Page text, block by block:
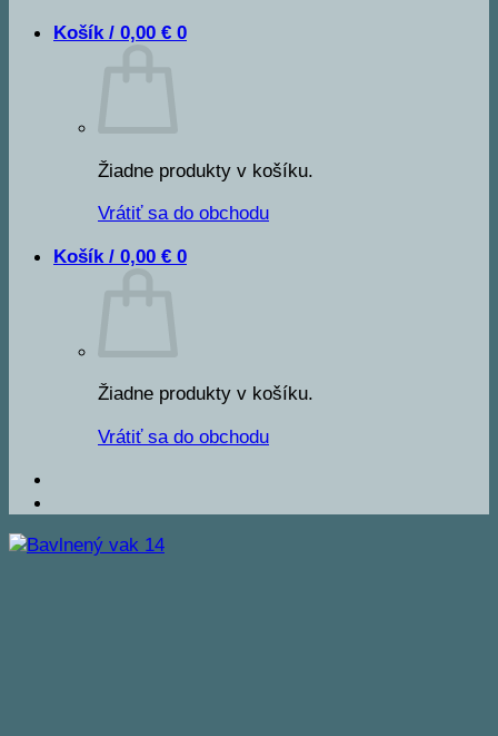
Košík / 0,00 € 0
Žiadne produkty v košíku.
Vrátiť sa do obchodu
Košík / 0,00 € 0
Žiadne produkty v košíku.
Vrátiť sa do obchodu